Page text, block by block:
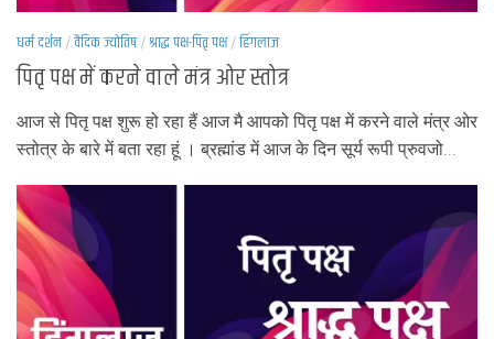
धर्म दर्शन/वैदिक ज्योतिष/श्राद्ध पक्ष-पितृ पक्ष/हिंगलाज
पितृ पक्ष में करने वाले मंत्र ओर स्तोत्र
आज से पितृ पक्ष शुरू हो रहा हैं आज मै आपको पितृ पक्ष में करने वाले मंत्र ओर
स्तोत्र के बारे में बता रहा हूं । ब्रह्मांड में आज के दिन सूर्य रूपी प्रुवजो...